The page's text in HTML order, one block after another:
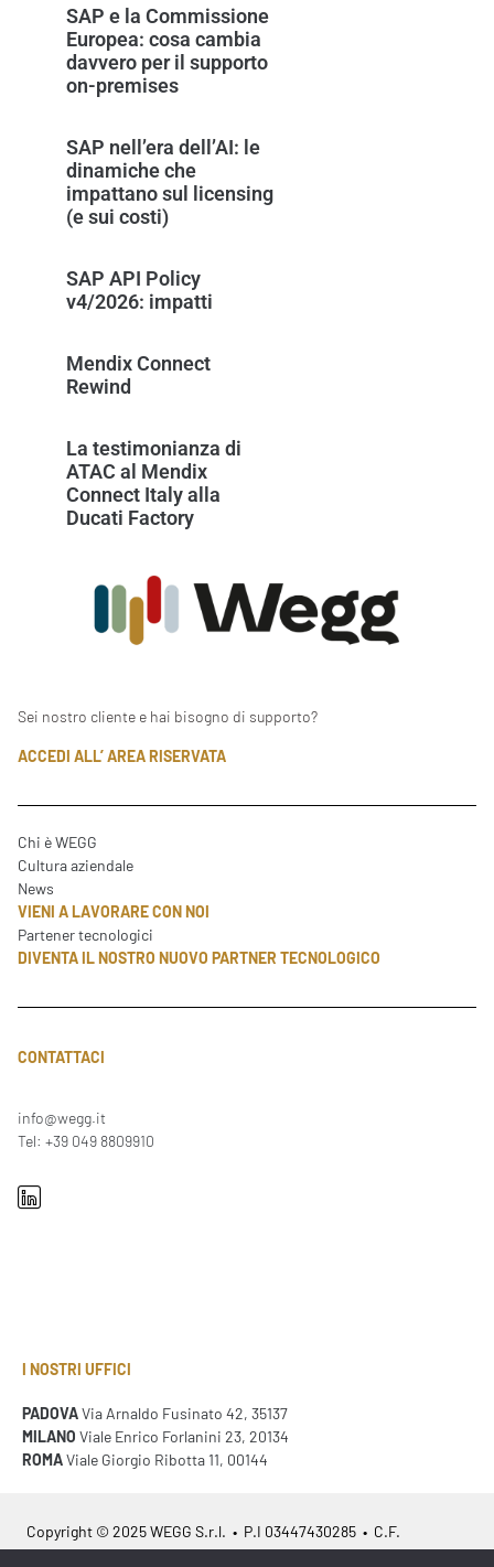
SAP e la Commissione
Europea: cosa cambia
davvero per il supporto
on-premises
SAP nell’era dell’AI: le
dinamiche che
impattano sul licensing
(e sui costi)
SAP API Policy
v4/2026: impatti
Mendix Connect
Rewind
La testimonianza di
ATAC al Mendix
Connect Italy alla
Ducati Factory
Sei nostro cliente e hai bisogno di supporto?
ACCEDI ALL’ AREA RISERVATA
Chi è WEGG
Cultura aziendale
News
VIENI A LAVORARE CON NOI
Partener tecnologici
DIVENTA IL NOSTRO NUOVO PARTNER TECNOLOGICO
CONTATTACI
info@wegg.it
Tel: +39 049 8809910
I NOSTRI UFFICI
PADOVAVia Arnaldo Fusinato 42, 35137
MILANO Viale Enrico Forlanini 23, 20134
ROMAViale Giorgio Ribotta 11, 00144
Copyright © 2025 WEGG S.r.l. • P.I 03447430285 • C.F.
02371140233 • REA 311023